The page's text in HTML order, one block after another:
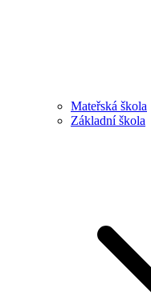
Mateřská škola
Základní škola